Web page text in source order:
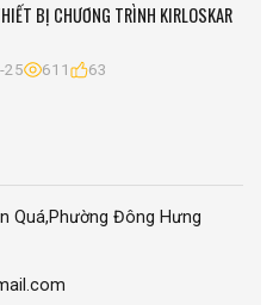
BỊ CHƯƠNG TRÌNH KIRLOSKAR
25 611 63
Quá,Phường Đông Hưng